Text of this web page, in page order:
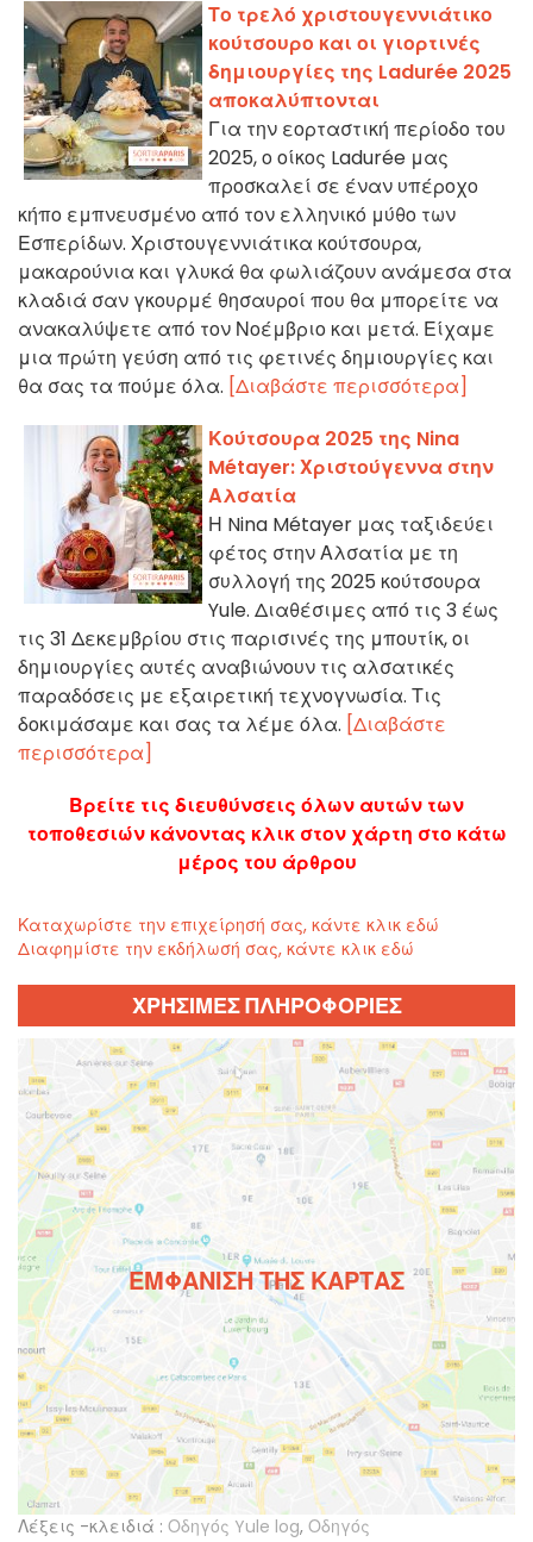
Το τρελό χριστουγεννιάτικο
κούτσουρο και οι γιορτινές
δημιουργίες της Ladurée 2025
αποκαλύπτονται
Για την εορταστική περίοδο του
2025, ο οίκος Ladurée μας
προσκαλεί σε έναν υπέροχο
κήπο εμπνευσμένο από τον ελληνικό μύθο των
Εσπερίδων. Χριστουγεννιάτικα κούτσουρα,
μακαρούνια και γλυκά θα φωλιάζουν ανάμεσα στα
κλαδιά σαν γκουρμέ θησαυροί που θα μπορείτε να
ανακαλύψετε από τον Νοέμβριο και μετά. Είχαμε
μια πρώτη γεύση από τις φετινές δημιουργίες και
θα σας τα πούμε όλα. [Διαβάστε περισσότερα]
Κούτσουρα 2025 της Nina
Métayer: Χριστούγεννα στην
Αλσατία
Η Nina Métayer μας ταξιδεύει
φέτος στην Αλσατία με τη
συλλογή της 2025 κούτσουρα
Yule. Διαθέσιμες από τις 3 έως
τις 31 Δεκεμβρίου στις παρισινές της μπουτίκ, οι
δημιουργίες αυτές αναβιώνουν τις αλσατικές
παραδόσεις με εξαιρετική τεχνογνωσία. Τις
δοκιμάσαμε και σας τα λέμε όλα. [Διαβάστε
περισσότερα]
Βρείτε τις διευθύνσεις όλων αυτών των
τοποθεσιών κάνοντας κλικ στον χάρτη στο κάτω
μέρος του άρθρου
Καταχωρίστε την επιχείρησή σας, κάντε κλικ εδώ
Διαφημίστε την εκδήλωσή σας, κάντε κλικ εδώ
ΧΡΗΣΙΜΕΣ ΠΛΗΡΟΦΟΡΙΕΣ
ΕΜΦΆΝΙΣΗ ΤΗΣ ΚΆΡΤΑΣ
Λέξεις -κλειδιά : Οδηγός Yule log, Οδηγός